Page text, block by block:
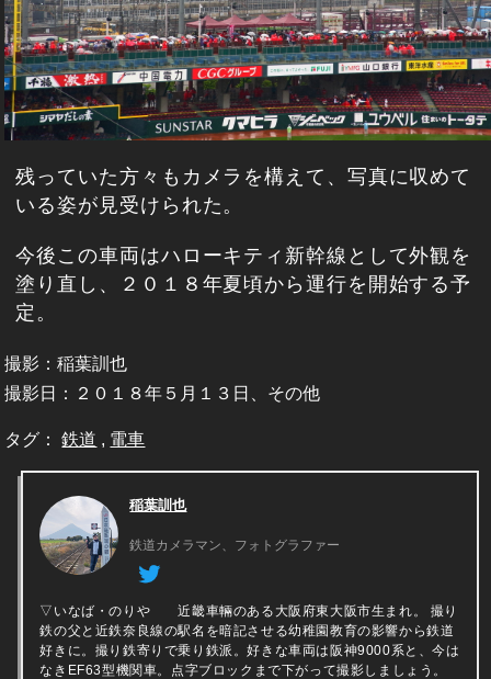
残っていた方々もカメラを構えて、写真に収めて
いる姿が見受けられた。
今後この車両はハローキティ新幹線として外観を
塗り直し、２０１８年夏頃から運行を開始する予
定。
撮影：稲葉訓也
撮影日：２０１８年５月１３日、その他
タグ：鉄道 , 電車
稲葉訓也
鉄道カメラマン、フォトグラファー
▽いなば・のりや 近畿車輛のある大阪府東大阪市生まれ。 撮り
鉄の父と近鉄奈良線の駅名を暗記させる幼稚園教育の影響から鉄道
好きに。撮り鉄寄りで乗り鉄派。好きな車両は阪神9000系と、今は
なきEF63型機関車。点字ブロックまで下がって撮影しましょう。